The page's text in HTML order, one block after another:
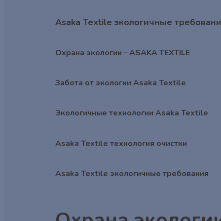
Asaka Textile экологичные
Охрана экологии - ASAKA TEXTILE
Забота от экологии Asaka Textile
Экологичные технологии Asaka Textile
Asaka Textile технология очистки
Asaka Textile экологичные требования